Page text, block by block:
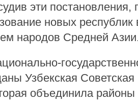
эти постановления,
новых республик
народов Средней
Узбекская
объединила